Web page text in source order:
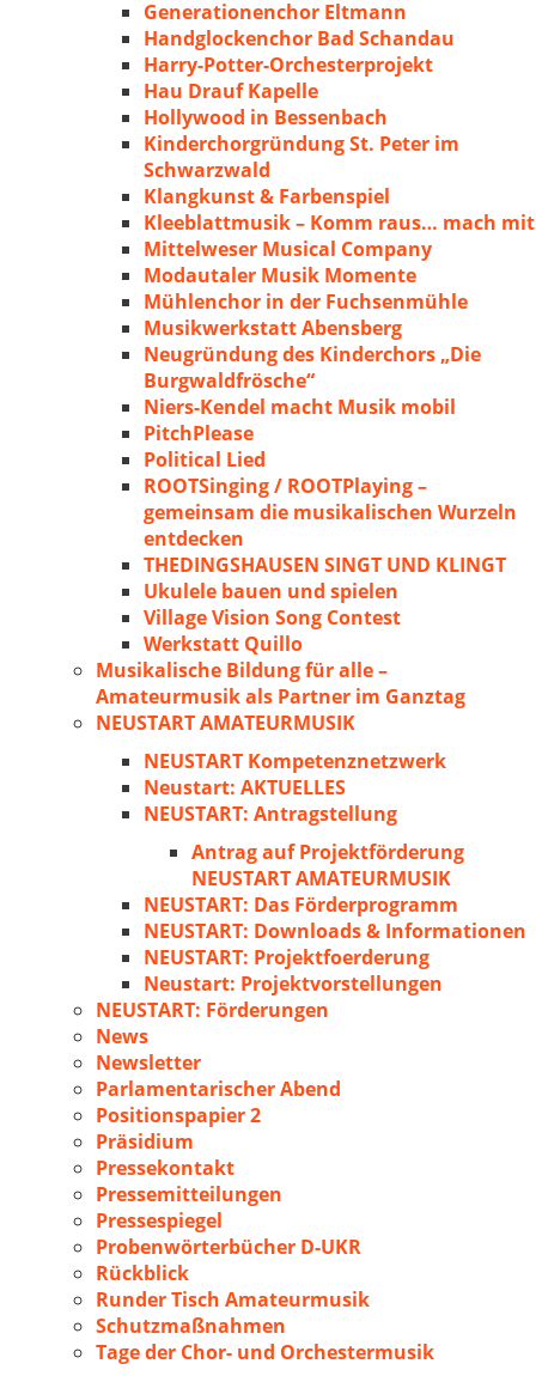
Generationenchor Eltmann
Handglockenchor Bad Schandau
Harry-Potter-Orchesterprojekt
Hau Drauf Kapelle
Hollywood in Bessenbach
Kinderchorgründung St. Peter im
Schwarzwald
Klangkunst & Farbenspiel
Kleeblattmusik – Komm raus… mach mit
Mittelweser Musical Company
Modautaler Musik Momente
Mühlenchor in der Fuchsenmühle
Musikwerkstatt Abensberg
Neugründung des Kinderchors „Die
Burgwaldfrösche“
Niers-Kendel macht Musik mobil
PitchPlease
Political Lied
ROOTSinging / ROOTPlaying –
gemeinsam die musikalischen Wurzeln
entdecken
THEDINGSHAUSEN SINGT UND KLINGT
Ukulele bauen und spielen
Village Vision Song Contest
Werkstatt Quillo
Musikalische Bildung für alle –
Amateurmusik als Partner im Ganztag
NEUSTART AMATEURMUSIK
NEUSTART Kompetenznetzwerk
Neustart: AKTUELLES
NEUSTART: Antragstellung
Antrag auf Projektförderung
NEUSTART AMATEURMUSIK
NEUSTART: Das Förderprogramm
NEUSTART: Downloads & Informationen
NEUSTART: Projektfoerderung
Neustart: Projektvorstellungen
NEUSTART: Förderungen
News
Newsletter
Parlamentarischer Abend
Positionspapier 2
Präsidium
Pressekontakt
Pressemitteilungen
Pressespiegel
Probenwörterbücher D-UKR
Rückblick
Runder Tisch Amateurmusik
Schutzmaßnahmen
Tage der Chor- und Orchestermusik